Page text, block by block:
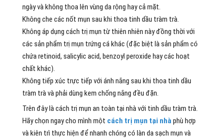
ngày và không thoa lên vùng da rộng hay cả mặt.
Không che các nốt mụn sau khi thoa tinh dầu tràm trà.
Không áp dụng cách trị mụn từ thiên nhiên này đồng thời với
các sản phẩm trị mụn trứng cá khác (đặc biệt là sản phẩm có
chứa retinoid, salicylic acid, benzoyl peroxide hay các hoạt
chất khác).
Không tiếp xúc trực tiếp với ánh nắng sau khi thoa tinh dầu
tràm trà và phải dùng kem chống nắng đều đặn.
Trên đây là cách trị mụn an toàn tại nhà với tinh dầu tràm trà.
Hãy chọn ngay cho mình một cách trị mụn tại nhàphù hợp
và kiên trì thực hiện để nhanh chóng có làn da sạch mụn và